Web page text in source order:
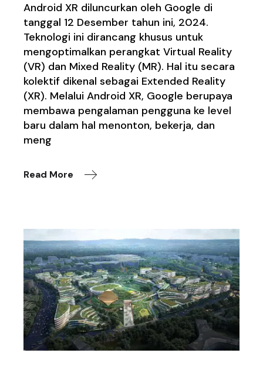
Android XR diluncurkan oleh Google di
tanggal 12 Desember tahun ini, 2024.
Teknologi ini dirancang khusus untuk
mengoptimalkan perangkat Virtual Reality
(VR) dan Mixed Reality (MR). Hal itu secara
kolektif dikenal sebagai Extended Reality
(XR). Melalui Android XR, Google berupaya
membawa pengalaman pengguna ke level
baru dalam hal menonton, bekerja, dan
meng
Read More